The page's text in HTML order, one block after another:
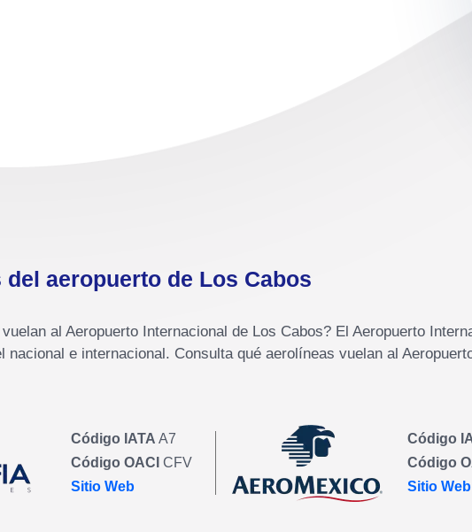
del aeropuerto de Los Cabos
al Aeropuerto Internacional de Los Cabos? El Aeropuerto
nacional e internacional. Consulta qué aerolíneas vuelan al
Código IATA A7
Código OACI CFV
Sitio Web
Código
Código
Sitio Web